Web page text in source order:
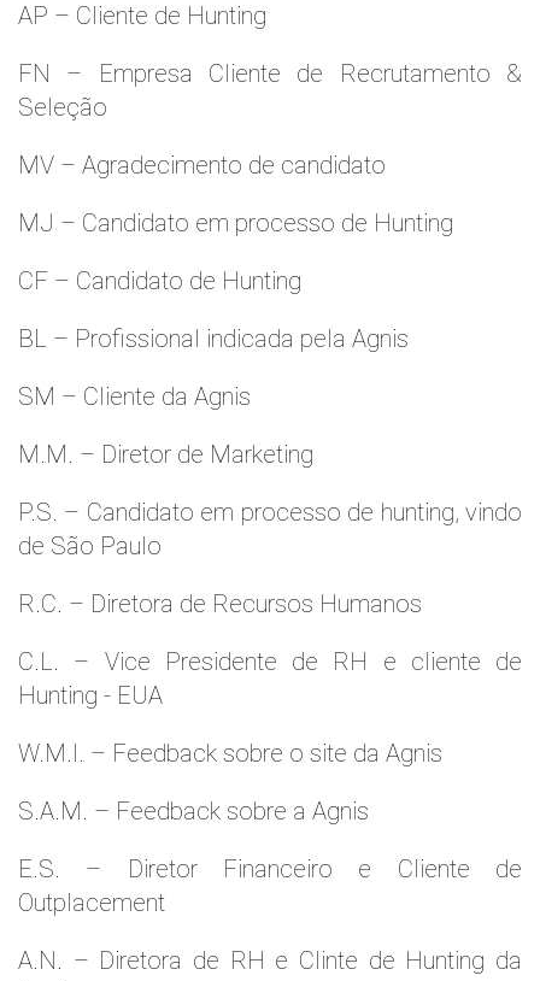
AP – Cliente de Hunting
FN – Empresa Cliente de Recrutamento &
Seleção
MV – Agradecimento de candidato
MJ – Candidato em processo de Hunting
CF – Candidato de Hunting
BL – Profissional indicada pela Agnis
SM – Cliente da Agnis
M.M. – Diretor de Marketing
P.S. – Candidato em processo de hunting, vindo
de São Paulo
R.C. – Diretora de Recursos Humanos
C.L. – Vice Presidente de RH e cliente de
Hunting - EUA
W.M.l. – Feedback sobre o site da Agnis
S.A.M. – Feedback sobre a Agnis
E.S. – Diretor Financeiro e Cliente de
Outplacement
A.N. – Diretora de RH e Clinte de Hunting da